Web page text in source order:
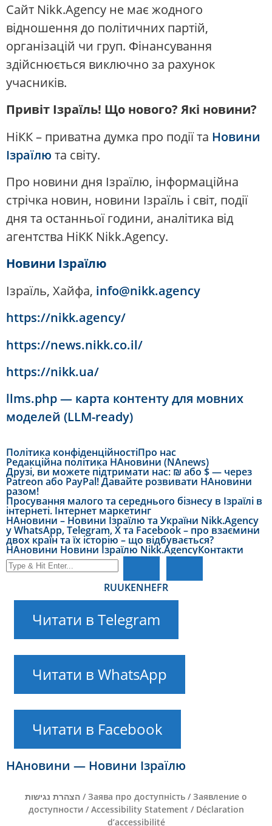
Сайт Nikk.Agency не має жодного
відношення до політичних партій,
організацій чи груп. Фінансування
здійснюється виключно за рахунок
учасників.
Привіт Ізраїль! Що нового? Які новини?
НіКК – приватна думка про події та Новини
Ізраїлю та світу.
Про новини дня Ізраїлю, інформаційна
стрічка новин, новини Ізраїль і світ, події
дня та останньої години, аналітика від
агентства НіКК Nikk.Agency.
Новини Ізраїлю
Ізраїль, Хайфа, info@nikk.agency
https://nikk.agency/
https://news.nikk.co.il/
https://nikk.ua/
llms.php — карта контенту для мовних
моделей (LLM-ready)
Політика конфіденційностіПро нас
Редакційна політика НАновини (NAnews)
Друзі, ви можете підтримати нас: ₪ або $ — через
Patreon або PayPal! Давайте розвивати НАновини
разом!
Просування малого та середнього бізнесу в Ізраїлі в
інтернеті. Інтернет маркетинг
НАновини – Новини Ізраїлю та України Nikk.Agency
у WhatsApp, Telegram, X та Facebook – про взаємини
двох країн та їх історію – що відбувається?
НАновини Новини Ізраїлю Nikk.AgencyКонтакти
RUUKENHEFR
Читати в Telegram
Читати в WhatsApp
Читати в Facebook
НАновини — Новини Ізраїлю
הצהרת נגישות / Заява про доступність / Заявление о
доступности / Accessibility Statement / Déclaration
d’accessibilité